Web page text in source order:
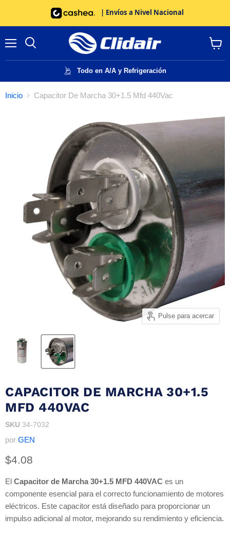
| Envíos a Nivel Nacional
Todo en A/A y Refrigeración
carrito
Inicio Capacitor De Marcha 30+1.5 Mfd 440Vac
Pulse para acercar
CAPACITOR DE MARCHA 30+1.5
MFD 440VAC
SKU 34-7032
por GEN
Precio actual
$4.08
El Capacitor de Marcha 30+1.5 MFD 440VAC es un
componente esencial para el correcto funcionamiento de motores
eléctricos. Este capacitor está diseñado para proporcionar un
impulso adicional al motor, mejorando su rendimiento y eficiencia.